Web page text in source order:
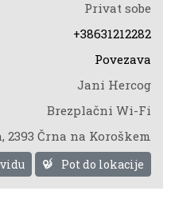
Privat sobe
+38631212282
Povezava
Jani Hercog
Brezplačni Wi-Fi
, 2393 Črna na Koroškem
Pot do lokacije